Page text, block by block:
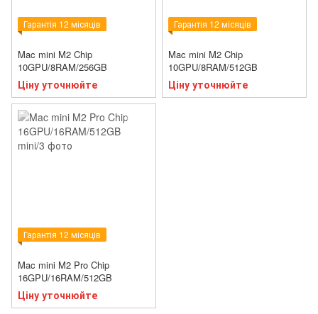
Гарантія 12 місяців
Mac mini M2 Chip
10GPU/8RAM/256GB
Ціну уточнюйте
Гарантія 12 місяців
Mac mini M2 Chip
10GPU/8RAM/512GB
Ціну уточнюйте
Гарантія 12 місяців
Mac mini M2 Pro Chip
16GPU/16RAM/512GB
Ціну уточнюйте